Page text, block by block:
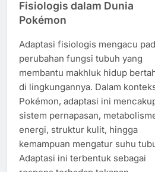
Fisiologis dalam Dunia
Pokémon
Adaptasi fisiologis mengacu
perubahan fungsi tubuh yang
membantu makhluk hidup
di lingkungannya. Dalam
Pokémon, adaptasi ini
sistem pernapasan,
energi, struktur kulit, hingga
kemampuan mengatur suhu
Adaptasi ini terbentuk sebagai